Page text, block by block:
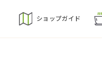
ショップガイド